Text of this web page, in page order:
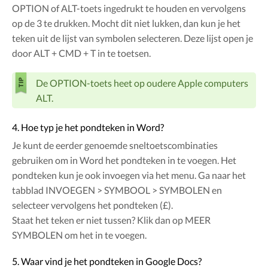
OPTION of ALT-toets ingedrukt te houden en vervolgens
op de 3 te drukken. Mocht dit niet lukken, dan kun je het
teken uit de lijst van symbolen selecteren. Deze lijst open je
door ALT + CMD + T in te toetsen.
De OPTION-toets heet op oudere Apple computers
ALT.
4. Hoe typ je het pondteken in Word?
Je kunt de eerder genoemde sneltoetscombinaties
gebruiken om in Word het pondteken in te voegen. Het
pondteken kun je ook invoegen via het menu. Ga naar het
tabblad INVOEGEN > SYMBOOL > SYMBOLEN en
selecteer vervolgens het pondteken (£).
Staat het teken er niet tussen? Klik dan op MEER
SYMBOLEN om het in te voegen.
5. Waar vind je het pondteken in Google Docs?